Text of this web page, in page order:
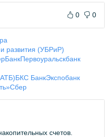
0 0
развития (УБРиР)
Первоуральскбанк
БКС БанкЭкспобанк
Сбер
счетов.